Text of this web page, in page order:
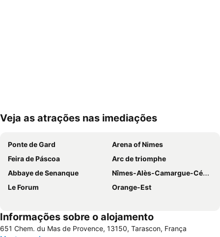
Ampliar mapa
Veja as atrações nas imediações
Ponte de Gard
Arena of Nimes
Feira de Páscoa
Arc de triomphe
Abbaye de Senanque
Nîmes-Alès-Camargue-Cévennes Airport
Le Forum
Orange-Est
Informações sobre o alojamento
651 Chem. du Mas de Provence, 13150, Tarascon, França